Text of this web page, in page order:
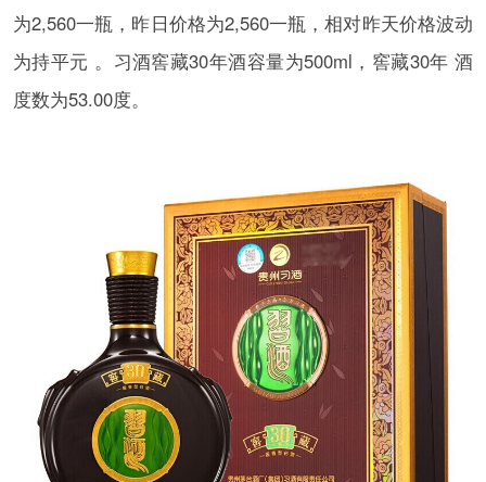
为2,560一瓶，昨日价格为2,560一瓶，相对昨天价格波动
为持平元 。习酒窖藏30年酒容量为500ml，窖藏30年 酒
度数为53.00度。